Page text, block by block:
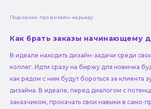
Подсказки про дизайн-карьеру:
Как брать заказы начинающему
В идеале находить дизайн-задачи среди
коллег. Идти сразу на биржу для новичка
как рядом с ним будут бороться за клиента
дизайна. В идеале, перед диалогом с
заказчиком, прокачать свои навыки в само-